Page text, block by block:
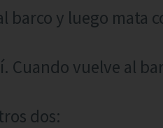
barco y luego mata
Cuando vuelve al
dos: